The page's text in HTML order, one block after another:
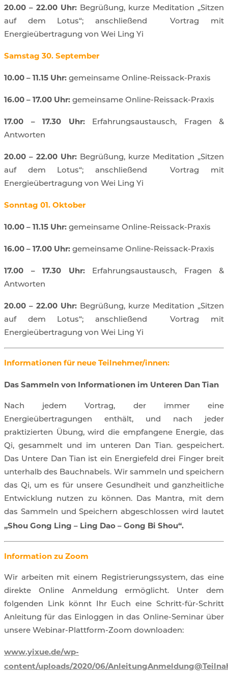
20.00 – 22.00 Uhr: Begrüßung, kurze Meditation „Sitzen
auf dem Lotus“; anschließend
Vortrag mit
Energieübertragung von Wei Ling Yi
Samstag 30. September
10.00 – 11.15 Uhr: gemeinsame Online-Reissack-Praxis
16.00 – 17.00 Uhr: gemeinsame Online-Reissack-Praxis
17.00 – 17.30 Uhr:
Erfahrungsaustausch, Fragen &
Antworten
20.00 – 22.00 Uhr: Begrüßung, kurze Meditation „Sitzen
auf dem Lotus“; anschließend
Vortrag mit
Energieübertragung von Wei Ling Yi
Sonntag 01. Oktober
10.00 – 11.15 Uhr: gemeinsame Online-Reissack-Praxis
16.00 – 17.00 Uhr: gemeinsame Online-Reissack-Praxis
17.00 – 17.30 Uhr:
Erfahrungsaustausch, Fragen &
Antworten
20.00 – 22.00 Uhr: Begrüßung, kurze Meditation „Sitzen
auf dem Lotus“; anschließend
Vortrag mit
Energieübertragung von Wei Ling Yi
Informationen für neue Teilnehmer/innen:
Das Sammeln von Informationen im Unteren Dan Tian
Nach jedem Vortrag, der immer eine
Energieübertragungen enthält, und nach jeder
praktizierten Übung, wird die empfangene Energie, das
Qi, gesammelt und im unteren Dan Tian. gespeichert.
Das Untere Dan Tian ist ein Energiefeld drei Finger breit
unterhalb des Bauchnabels. Wir sammeln und speichern
das Qi, um es für unsere Gesundheit und ganzheitliche
Entwicklung nutzen zu können. Das Mantra, mit dem
das Sammeln und Speichern abgeschlossen wird lautet
„Shou Gong Ling – Ling Dao – Gong Bi Shou“.
Information zu Zoom
Wir arbeiten mit einem Registrierungssystem, das eine
direkte Online Anmeldung ermöglicht. Unter dem
folgenden Link könnt Ihr Euch eine Schritt-für-Schritt
Anleitung für das Einloggen in das Online-Seminar über
unsere Webinar-Plattform-Zoom downloaden:
www.yixue.de/wp-
content/uploads/2020/06/